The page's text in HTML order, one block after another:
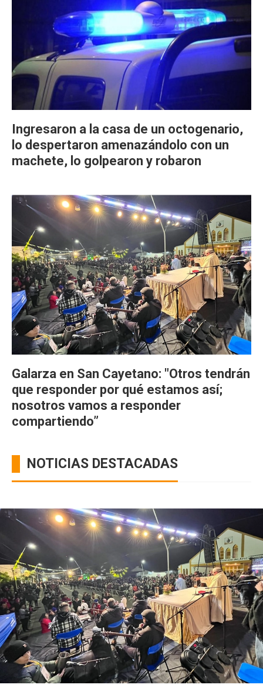
Ingresaron a la casa de un octogenario,
lo despertaron amenazándolo con un
machete, lo golpearon y robaron
Galarza en San Cayetano: "Otros tendrán
que responder por qué estamos así;
nosotros vamos a responder
compartiendo”
NOTICIAS DESTACADAS